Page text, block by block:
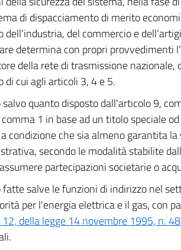
di dispacciamento di merito
dell'industria, del commercio e
determina con propri provvedimenti
della rete di trasmissione
di cui agli articoli 3, 4 e 5.
salvo quanto disposto dall'articolo 9,
1 in base ad un titolo speciale
condizione che sia almeno garantita
secondo le modalità stabilite
partecipazioni societarie o
fatte salve le funzioni di indirizzo nel
per l'energia elettrica e il gas, con
della legge 14 novembre 1995, n.